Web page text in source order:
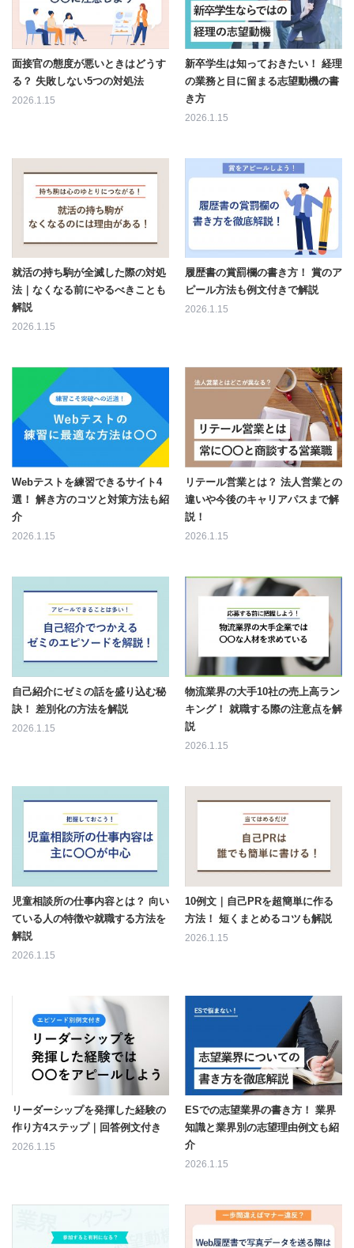
面接官の態度が悪いときはどうす
る？ 失敗しない5つの対処法
2026.1.15
新卒学生は知っておきたい！ 経理
の業務と目に留まる志望動機の書
き方
2026.1.15
就活の持ち駒が全滅した際の対処
法｜なくなる前にやるべきことも
解説
2026.1.15
履歴書の賞罰欄の書き方！ 賞のア
ピール方法も例文付きで解説
2026.1.15
Webテストを練習できるサイト4
選！ 解き方のコツと対策方法も紹
介
2026.1.15
リテール営業とは？ 法人営業との
違いや今後のキャリアパスまで解
説！
2026.1.15
自己紹介にゼミの話を盛り込む秘
訣！ 差別化の方法を解説
2026.1.15
物流業界の大手10社の売上高ラン
キング！ 就職する際の注意点を解
説
2026.1.15
児童相談所の仕事内容とは？ 向い
ている人の特徴や就職する方法を
解説
2026.1.15
10例文｜自己PRを超簡単に作る
方法！ 短くまとめるコツも解説
2026.1.15
リーダーシップを発揮した経験の
作り方4ステップ｜回答例文付き
2026.1.15
ESでの志望業界の書き方！ 業界
知識と業界別の志望理由例文も紹
介
2026.1.15